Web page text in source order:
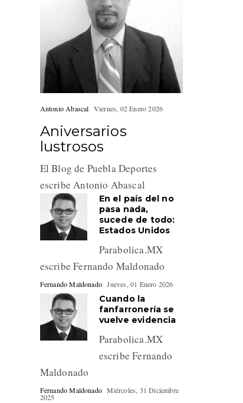
Antonio Abascal Viernes, 02 Enero 2026
Aniversarios
lustrosos
El Blog de Puebla Deportes
escribe Antonio Abascal
En el país del no
pasa nada,
sucede de todo:
Estados Unidos
Parabolica.MX
escribe Fernando Maldonado
Fernando Maldonado Jueves, 01 Enero 2026
Cuando la
fanfarronería se
vuelve evidencia
Parabolica.MX
escribe Fernando
Maldonado
Fernando Maldonado Miércoles, 31 Diciembre
2025